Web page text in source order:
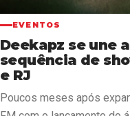
EVENTOS
Deekapz se une
sequência de
e RJ
Poucos meses após